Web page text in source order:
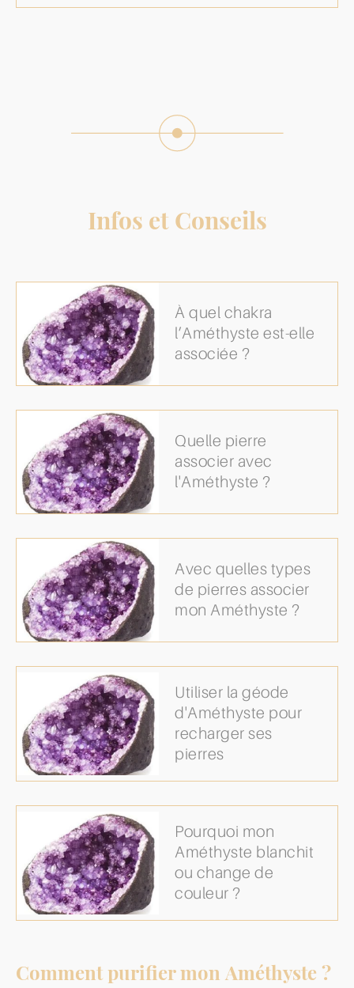
Infos et Conseils
À quel chakra
l’Améthyste est-elle
associée ?
Quelle pierre
associer avec
l'Améthyste ?
Avec quelles types
de pierres associer
mon Améthyste ?
Utiliser la géode
d'Améthyste pour
recharger ses
pierres
Pourquoi mon
Améthyste blanchit
ou change de
couleur ?
Comment purifier mon Améthyste ?